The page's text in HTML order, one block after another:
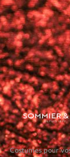
Costumes pour